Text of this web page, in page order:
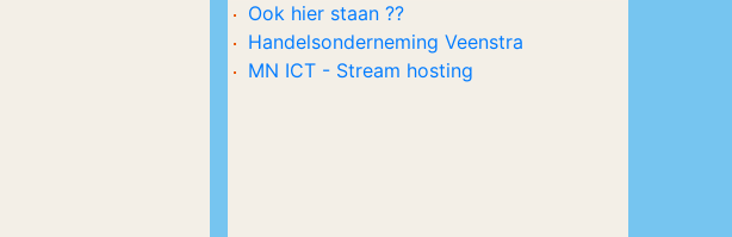
Ook hier staan ??
Handelsonderneming Veenstra
MN ICT - Stream hosting